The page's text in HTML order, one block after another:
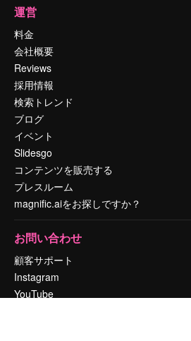
運営
料金
会社概要
Reviews
採用情報
検索トレンド
ブログ
イベント
Slidesgo
コンテンツを販売する
プレスルーム
magnific.aiをお探しですか？
お問い合わせ
顧客サポート
Instagram
YouTube